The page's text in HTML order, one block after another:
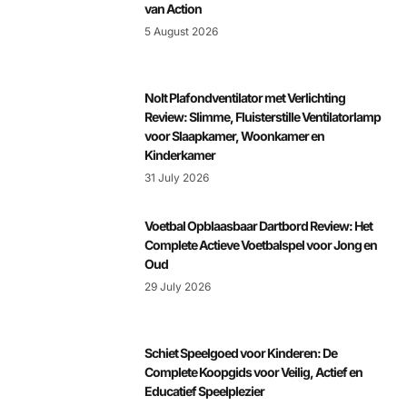
van Action
5 August 2026
Nolt Plafondventilator met Verlichting
Review: Slimme, Fluisterstille Ventilatorlamp
voor Slaapkamer, Woonkamer en
Kinderkamer
31 July 2026
Voetbal Opblaasbaar Dartbord Review: Het
Complete Actieve Voetbalspel voor Jong en
Oud
29 July 2026
Schiet Speelgoed voor Kinderen: De
Complete Koopgids voor Veilig, Actief en
Educatief Speelplezier